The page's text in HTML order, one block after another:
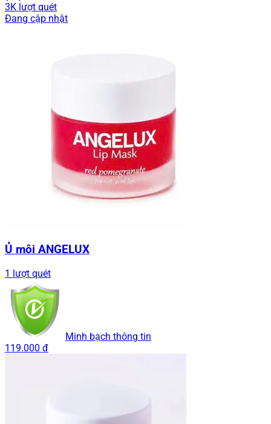
3K lượt quét
Đang cập nhật
Ủ môi ANGELUX
1 lượt quét
Minh bạch thông tin
119.000 đ